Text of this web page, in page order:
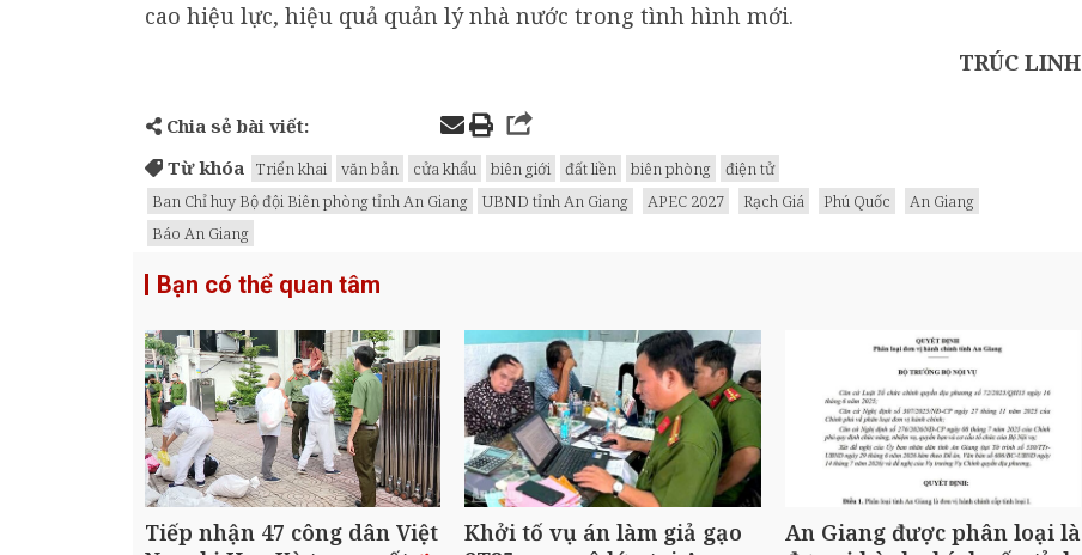
cao hiệu lực, hiệu quả quản lý nhà nước trong tình hình mới.
TRÚC LINH
Chia sẻ bài viết:
Từ khóa Triển khai văn bản cửa khẩu biên giới đất liền biên phòng
điện tử
Ban Chỉ huy Bộ đội Biên phòng tỉnh An Giang
UBND tỉnh An Giang APEC 2027 Rạch Giá Phú Quốc
An Giang
Báo An Giang
Bạn có thể quan tâm
Tiếp nhận 47 công dân Việt
Khởi tố vụ án làm giả gạo
An Giang được phân loại là